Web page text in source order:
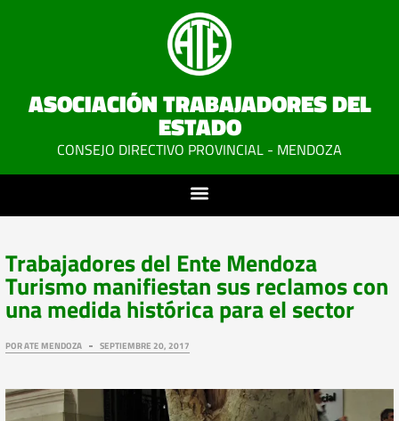
ASOCIACIÓN TRABAJADORES DEL
ESTADO
CONSEJO DIRECTIVO PROVINCIAL - MENDOZA
Trabajadores del Ente Mendoza
Turismo manifiestan sus reclamos con
una medida histórica para el sector
PORATE MENDOZA SEPTIEMBRE 20, 2017